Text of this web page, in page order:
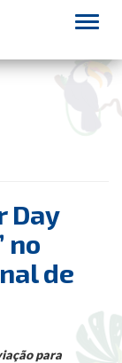
Day
no
de
para